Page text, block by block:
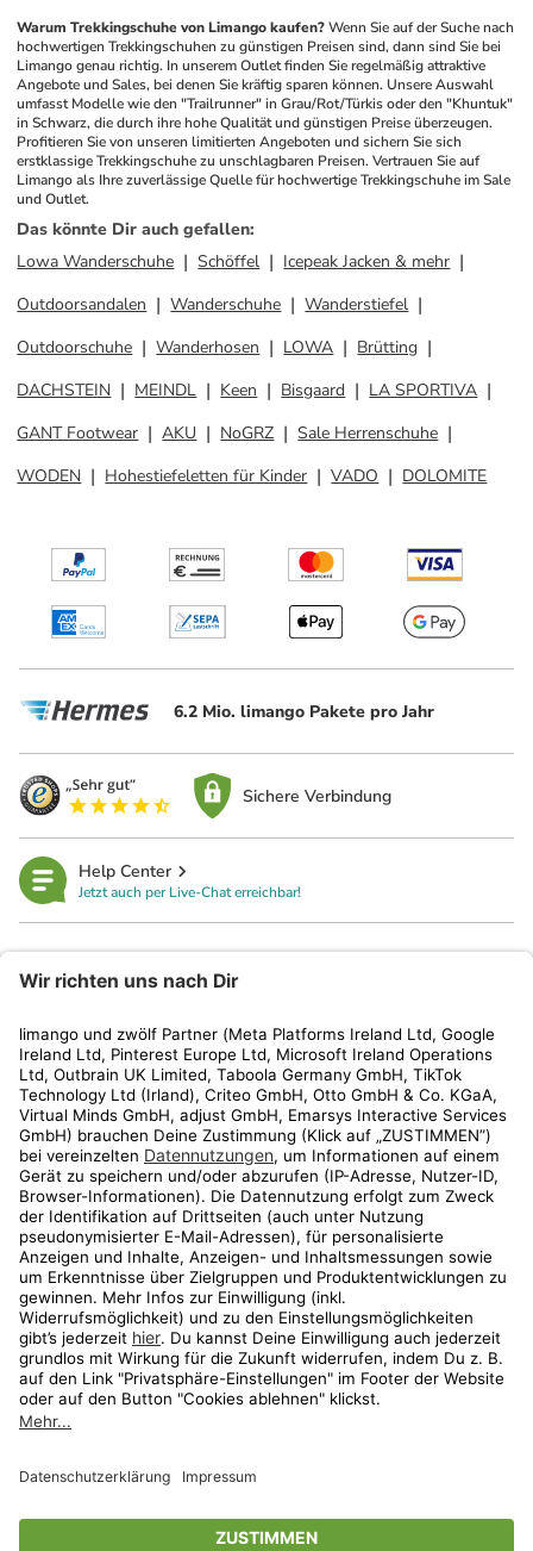
Warum Trekkingschuhe von Limango kaufen? Wenn Sie auf der Suche nach
hochwertigen Trekkingschuhen zu günstigen Preisen sind, dann sind Sie bei
Limango genau richtig. In unserem Outlet finden Sie regelmäßig attraktive
Angebote und Sales, bei denen Sie kräftig sparen können. Unsere Auswahl
umfasst Modelle wie den "Trailrunner" in Grau/Rot/Türkis oder den "Khuntuk"
in Schwarz, die durch ihre hohe Qualität und günstigen Preise überzeugen.
Profitieren Sie von unseren limitierten Angeboten und sichern Sie sich
erstklassige Trekkingschuhe zu unschlagbaren Preisen. Vertrauen Sie auf
Limango als Ihre zuverlässige Quelle für hochwertige Trekkingschuhe im Sale
und Outlet.
Das könnte Dir auch gefallen:
Lowa Wanderschuhe
Schöffel
Icepeak Jacken & mehr
Outdoorsandalen
Wanderschuhe
Wanderstiefel
Outdoorschuhe
Wanderhosen LOWA
Brütting
DACHSTEIN
MEINDL Keen Bisgaard
LA SPORTIVA
GANT Footwear
AKU NoGRZ
Sale Herrenschuhe
WODEN
Hohestiefeletten für Kinder VADO DOLOMITE
6.2 Mio. limango Pakete pro Jahr
Sichere Verbindung
Help Center
Jetzt auch per Live-Chat erreichbar!
Kundenservice
Shop
Aktionen
Travel